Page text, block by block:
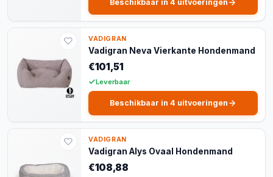
Beschikbaar in 4 uitvoeringen
VADIGRAN
Vadigran Neva Vierkante Hondenmand
€101,51
Leverbaar
Beschikbaar in 4 uitvoeringen
VADIGRAN
Vadigran Alys Ovaal Hondenmand
€108,88